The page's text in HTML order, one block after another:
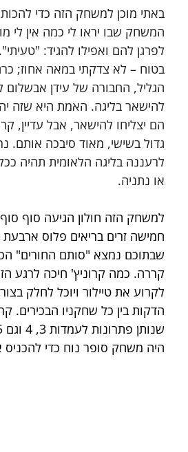
באתי מוכן למשחק הזה כדי
המשחק שבו יראו לי כמה אין לי
לפרגן להם ואפילו להגיד:
בטוח – לא צדקתי במאה אחוז;
הגליל, החבורה של עידן אבשלום
להישאר בליגה. האמת היא שזה
הם יצליחו להישאר, אבל עדיין,
גדול בשישי, מאוד סיבכה
לרעננה בליגה הלאומית תהיה
או נתניה.
למשחק הזה חולון הגיעה סוף
חמישה זרים בריאים פלוס
שבתוכם נמצא "סותם החורים"
קררה. כמה קרוניץ' חיכה לרגע
לקרוע את טיילור ויוכל לחלק
הדקות בין כל שחקניו הבכירים.
היה משחק סופר נוח כדי להכניס